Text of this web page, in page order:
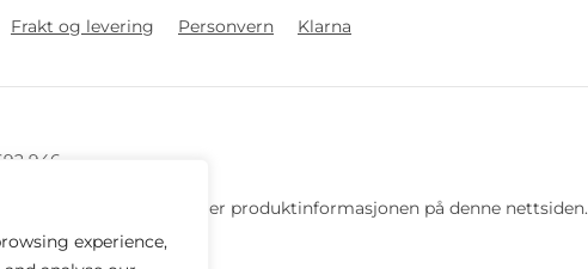
experience,
Frakt og levering Personvern Klarna
946
feil knyttet til pris eller produktinformasjonen på denne nettsiden.